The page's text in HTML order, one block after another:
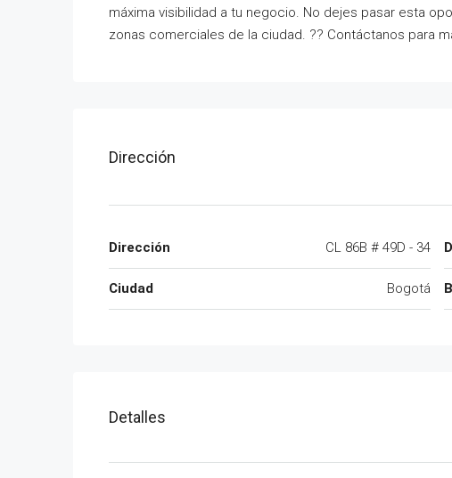
máxima visibilidad a tu negocio. No dejes pasar esta
zonas comerciales de la ciudad. ?? Contáctanos para
Dirección
Dirección CL 86B # 49D - 34
Ciudad Bogotá
Detalles